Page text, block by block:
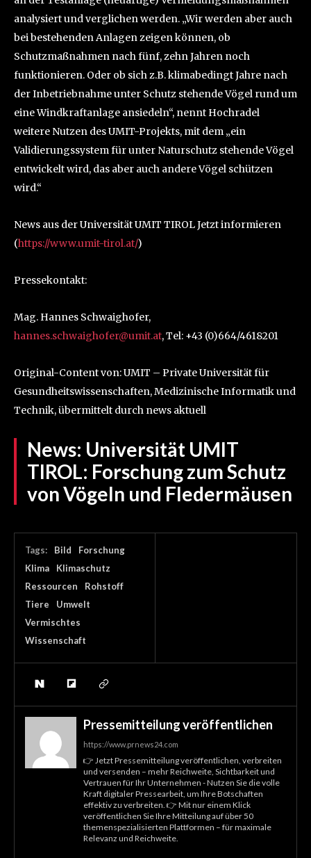
analysiert und verglichen werden. „Wir werden aber auch
bei bestehenden Anlagen zeigen können, ob
Schutzmaßnahmen nach fünf, zehn Jahren noch
funktionieren. Oder ob sich z.B. klimabedingt Jahre nach
der Inbetriebnahme unter Schutz stehende Vögel rund um
eine Windkraftanlage ansiedeln“, nennt Hochradel
weitere Nutzen des UMIT-Projekts, mit dem „ein
Validierungssystem für unter Naturschutz stehende Vögel
entwickelt wird, das aber auch andere Vögel schützen
wird.“
News aus der Universität UMIT TIROL Jetzt informieren
(https://www.umit-tirol.at/)
Pressekontakt:
Mag. Hannes Schwaighofer,
hannes.schwaighofer@umit.at, Tel: +43 (0)664/4618201
Original-Content von: UMIT – Private Universität für
Gesundheitswissenschaften, Medizinische Informatik und
Technik, übermittelt durch news aktuell
News: Universität UMIT
TIROL: Forschung zum Schutz
von Vögeln und Fledermäusen
Tags: Bild
Forschung
Klima
Klimaschutz
Ressourcen
Rohstoff
Tiere
Umwelt
Vermischtes
Wissenschaft
Pressemitteilung veröffentlichen
https://www.prnews24.com
👉 Jetzt Pressemitteilung veröffentlichen, verbreiten
und versenden – mehr Reichweite, Sichtbarkeit und
Vertrauen für Ihr Unternehmen - Nutzen Sie die volle
Kraft digitaler Pressearbeit, um Ihre Botschaften
effektiv zu verbreiten. 👉 Mit nur einem Klick
veröffentlichen Sie Ihre Mitteilung auf über 50
themenspezialisierten Plattformen – für maximale
Relevanz und Reichweite.